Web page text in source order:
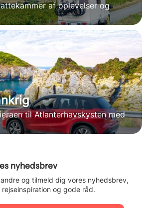
af oplevelser og
til Atlanterhavskysten med
nyhedsbrev
og tilmeld dig vores nyhedsbrev,
og gode råd.